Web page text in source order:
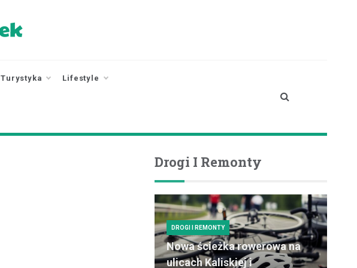
Turystyka Lifestyle
Drogi I Remonty
DROGI I REMONTY
Nowa ścieżka rowerowa na
ulicach Kaliskiej i